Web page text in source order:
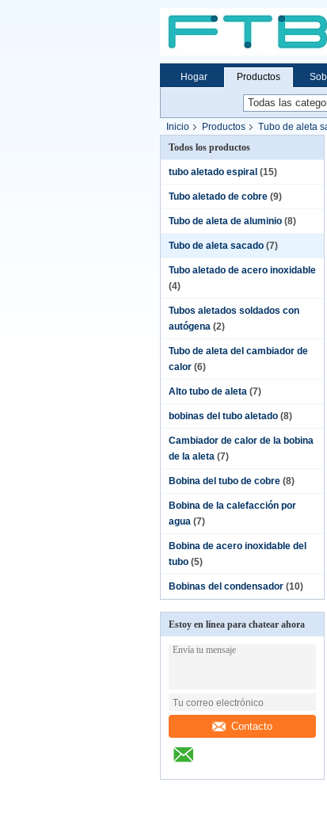
Hogar Productos
Inicio Productos Tubo de aleta
Todos los productos
tubo aletado espiral (15)
Tubo aletado de cobre (9)
Tubo de aleta de aluminio (8)
Tubo de aleta sacado (7)
Tubo aletado de acero inoxidable
(4)
Tubos aletados soldados con
autógena (2)
Tubo de aleta del cambiador de
calor (6)
Alto tubo de aleta (7)
bobinas del tubo aletado (8)
Cambiador de calor de la bobina
de la aleta (7)
Bobina del tubo de cobre (8)
Bobina de la calefacción por
agua (7)
Bobina de acero inoxidable del
tubo (5)
Bobinas del condensador (10)
Estoy en línea para chatear ahora
Contacto